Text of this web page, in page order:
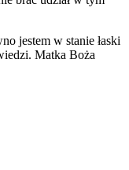
jestem w stanie łaski
Matka Boża